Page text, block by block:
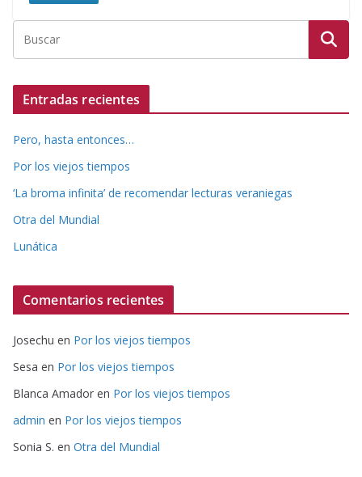
Entradas recientes
Pero, hasta entonces…
Por los viejos tiempos
‘La broma infinita’ de recomendar lecturas veraniegas
Otra del Mundial
Lunática
Comentarios recientes
Josechu en Por los viejos tiempos
Sesa en Por los viejos tiempos
Blanca Amador en Por los viejos tiempos
admin en Por los viejos tiempos
Sonia S. en Otra del Mundial